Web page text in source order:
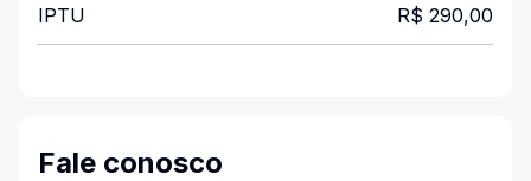
IPTU R$ 290,00
Fale conosco